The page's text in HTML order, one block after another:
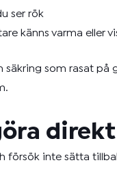
ser rök
känns varma eller
säkring som rasat
försök inte sätta